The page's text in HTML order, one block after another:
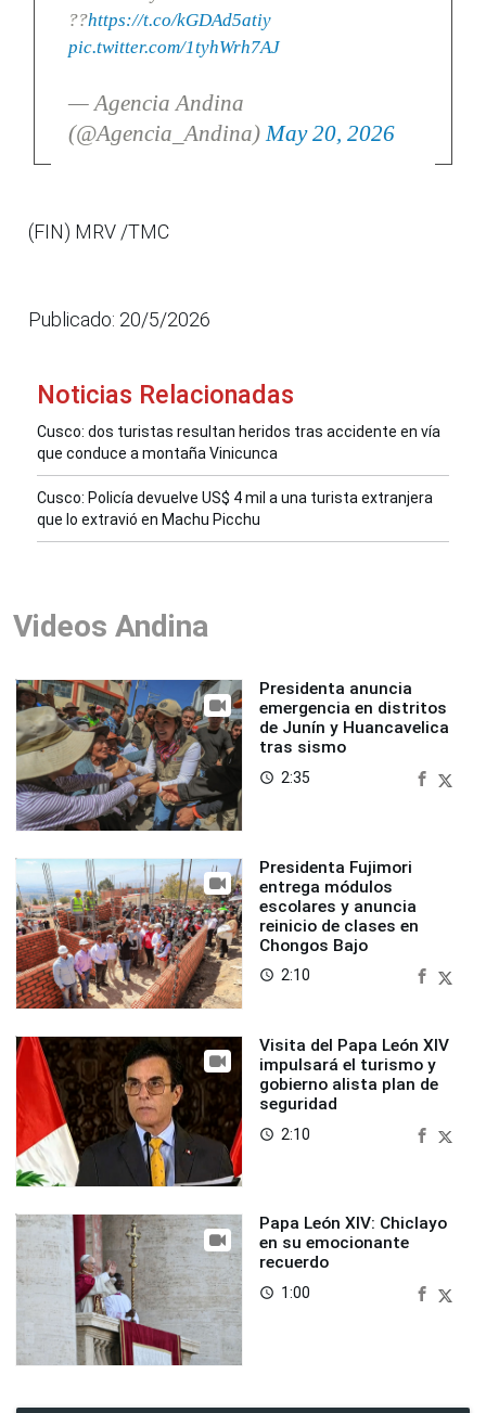
??https://t.co/kGDAd5atiy
pic.twitter.com/1tyhWrh7AJ
— Agencia Andina
(@Agencia_Andina) May 20, 2026
(FIN) MRV /TMC
Publicado: 20/5/2026
Noticias Relacionadas
Cusco: dos turistas resultan heridos tras accidente en vía
que conduce a montaña Vinicunca
Cusco: Policía devuelve US$ 4 mil a una turista extranjera
que lo extravió en Machu Picchu
Videos Andina
Presidenta anuncia
emergencia en distritos
de Junín y Huancavelica
tras sismo
access_time 2:35
Presidenta Fujimori
entrega módulos
escolares y anuncia
reinicio de clases en
Chongos Bajo
access_time 2:10
Visita del Papa León XIV
impulsará el turismo y
gobierno alista plan de
seguridad
access_time 2:10
Papa León XIV: Chiclayo
en su emocionante
recuerdo
access_time 1:00